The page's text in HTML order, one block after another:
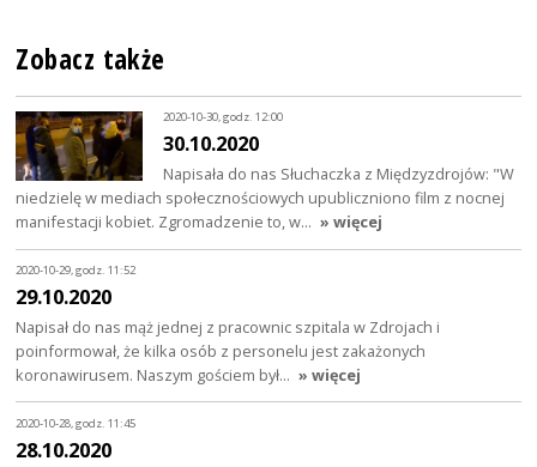
Zobacz także
2020-10-30, godz. 12:00
30.10.2020
Napisała do nas Słuchaczka z Międzyzdrojów: "W
niedzielę w mediach społecznościowych upubliczniono film z nocnej
manifestacji kobiet. Zgromadzenie to, w… » więcej
2020-10-29, godz. 11:52
29.10.2020
Napisał do nas mąż jednej z pracownic szpitala w Zdrojach i
poinformował, że kilka osób z personelu jest zakażonych
koronawirusem. Naszym gościem był… » więcej
2020-10-28, godz. 11:45
28.10.2020